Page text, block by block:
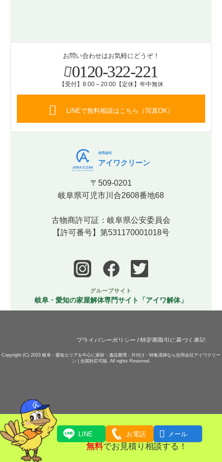
お問い合わせはお気軽にどうぞ！
0120-322-221
【受付】8:00～20:00【定休】年中無休
LINEで無料相談はこちら（写真OK）
合同会社
アイワクリーン
〒509-0201
岐阜県可児市川合2608番地68
古物商許可証：岐阜県公安委員会
【許可番号】第531170001018号
グループサイト
岐阜・愛知の家屋解体専門サイト「アイワ解体」
プライバシーポリシー /特定商取引に基づく表記
Copyright (C) 2023 岐阜・愛知エリアを中心に家財・遺品整理・片付け・特集清掃なら合同会社アイワクリー
ン | 全国対応可能. All rights Reserved.
LINE お電話  メール
無料でお見積り相談する！